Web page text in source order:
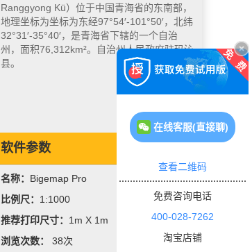
Ranggyong Kü）位于中国青海省的东南部，
地理坐标为坐标为东经97°54′-101°50′，北纬
32°31′-35°40′，是青海省下辖的一个自治
州，面积76,312km²。自治州人民政府驻玛沁
县。
软件参数
名称： Bigemap Pro
比例尺： 1:1000
推荐打印尺寸： 1m X 1m
浏览次数： 38次
在线客服(直接聊)
查看二维码
免费咨询电话
400-028-7262
淘宝店铺